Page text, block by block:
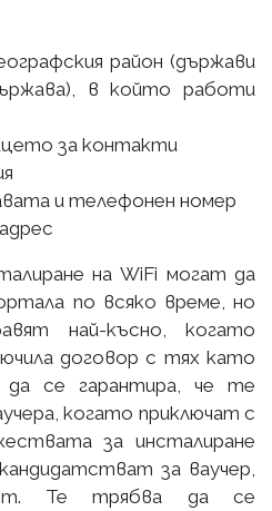
район (държави
в който работи
за контакти
и телефонен номер
на WiFi могат да
по всяко време, но
най-късно, когато
договор с тях като
се гарантира, че те
когато приключат с
за инсталиране
за ваучер,
Те трябва да се